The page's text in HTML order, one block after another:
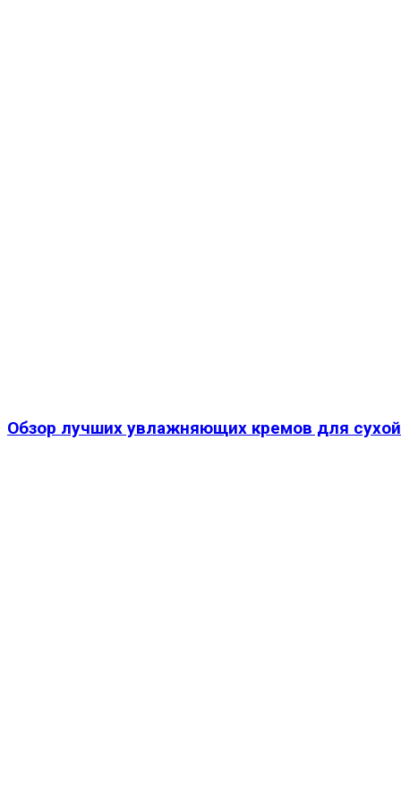
Обзор лучших увлажняющих кремов для